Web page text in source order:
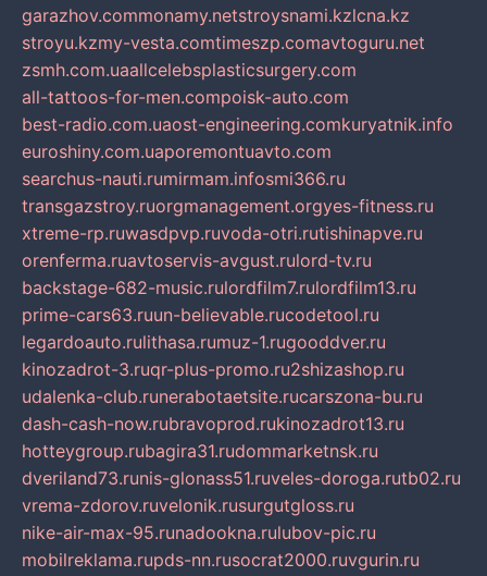
garazhov.commonamy.netstroysnami.kzlcna.kz
stroyu.kzmy-vesta.comtimeszp.comavtoguru.net
zsmh.com.uaallcelebsplasticsurgery.com
all-tattoos-for-men.compoisk-auto.com
best-radio.com.uaost-engineering.comkuryatnik.info
euroshiny.com.uaporemontuavto.com
searchus-nauti.rumirmam.infosmi366.ru
transgazstroy.ruorgmanagement.orgyes-fitness.ru
xtreme-rp.ruwasdpvp.ruvoda-otri.rutishinapve.ru
orenferma.ruavtoservis-avgust.rulord-tv.ru
backstage-682-music.rulordfilm7.rulordfilm13.ru
prime-cars63.ruun-believable.rucodetool.ru
legardoauto.rulithasa.rumuz-1.rugooddver.ru
kinozadrot-3.ruqr-plus-promo.ru2shizashop.ru
udalenka-club.runerabotaetsite.rucarszona-bu.ru
dash-cash-now.rubravoprod.rukinozadrot13.ru
hotteygroup.rubagira31.rudommarketnsk.ru
dveriland73.runis-glonass51.ruveles-doroga.rutb02.ru
vrema-zdorov.ruvelonik.rusurgutgloss.ru
nike-air-max-95.runadookna.rulubov-pic.ru
mobilreklama.rupds-nn.rusocrat2000.ruvgurin.ru